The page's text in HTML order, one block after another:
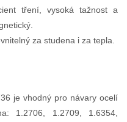
tření, vysoká tažnost a
za studena i za tepla.
je vhodný pro návary ocelí
1.2706, 1.2709, 1.6354,